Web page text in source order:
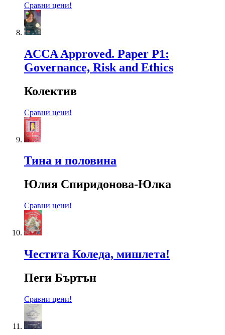
Сравни цени!
ACCA Approved. Paper P1:
Governance, Risk and Ethics
Колектив
Сравни цени!
Тина и половина
Юлия Спиридонова-Юлка
Сравни цени!
Честита Коледа, мишлета!
Пеги Бъртън
Сравни цени!